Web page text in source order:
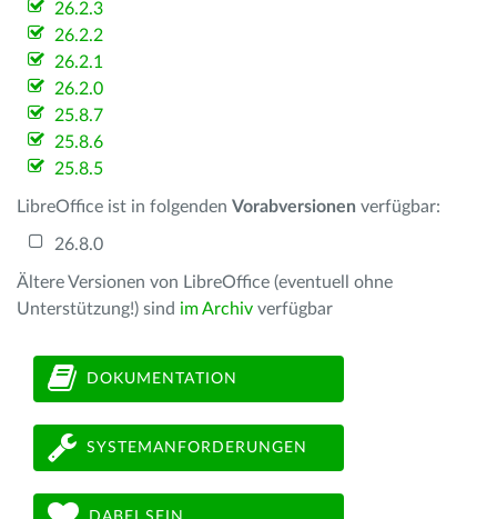
26.2.3
26.2.2
26.2.1
26.2.0
25.8.7
25.8.6
25.8.5
LibreOffice ist in folgenden Vorabversionen verfügbar:
26.8.0
Ältere Versionen von LibreOffice (eventuell ohne
Unterstützung!) sind im Archiv verfügbar
DOKUMENTATION
SYSTEMANFORDERUNGEN